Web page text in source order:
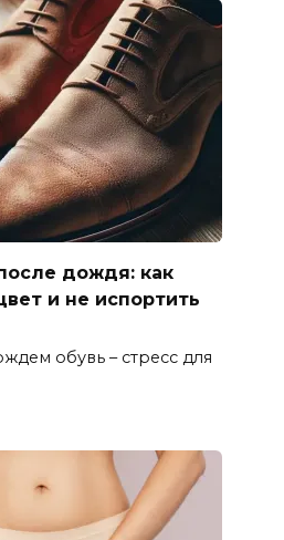
дождя: как
и не испортить
обувь – стресс для